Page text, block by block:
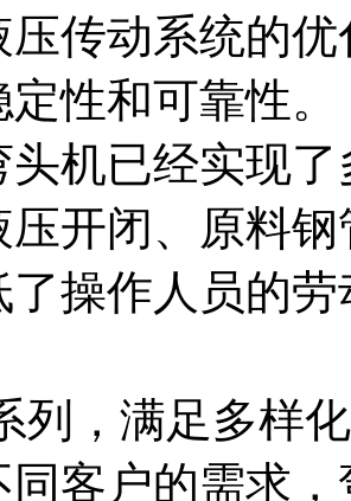
压传动系统的
性和可靠性。
头机已经实现
压开闭、原料
了操作人员的
列，满足多样
同客户的需求